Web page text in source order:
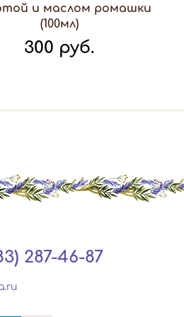
и маслом ромашки
(100мл)
300 руб.
287-46-87